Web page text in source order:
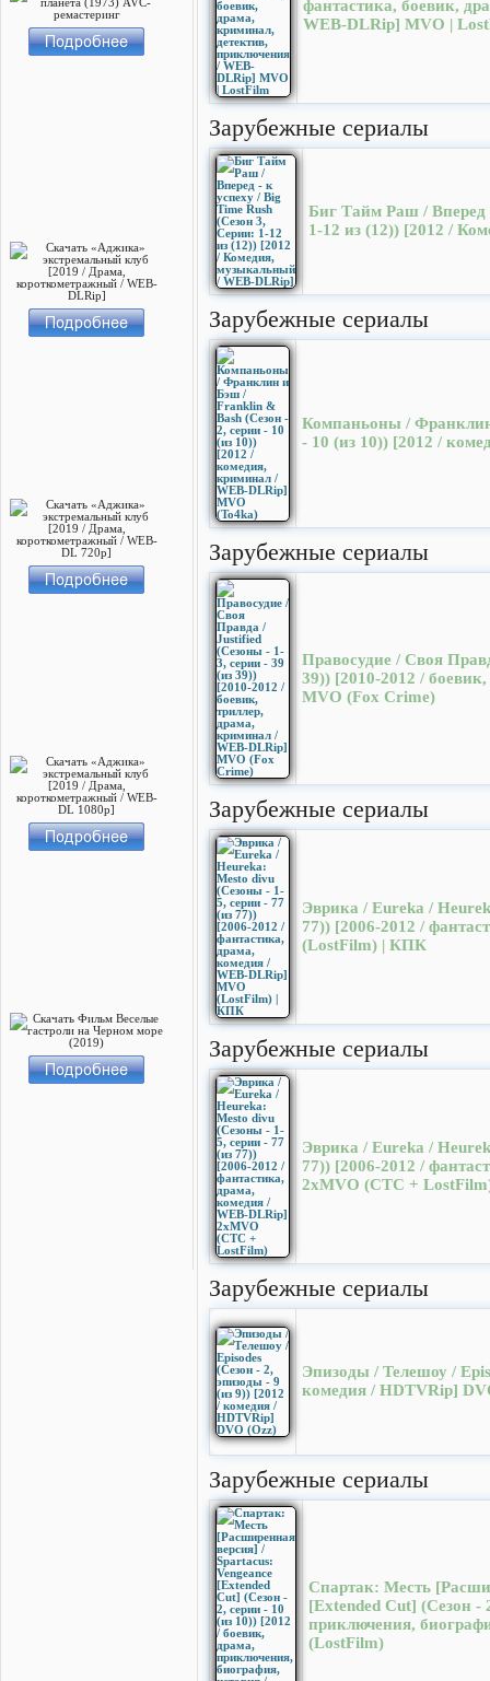
фантастика, боевик,
WEB-DLRip] МVO |
Зарубежные сериалы
Биг Тайм Раш / Вперед
1-12 из (12)) [2012 /
Зарубежные сериалы
Компаньоны /
- 10 (из 10)) [2012 /
Зарубежные сериалы
Правосудие / Своя
39)) [2010-2012 /
MVO (Fox Crime)
Зарубежные сериалы
Эврика / Eureka /
77)) [2006-2012 /
(LostFilm) | КПК
Зарубежные сериалы
Эврика / Eureka /
77)) [2006-2012 /
2хMVO (СТС +
Зарубежные сериалы
Эпизоды / Телешоу /
комедия / HDTVRip]
Зарубежные сериалы
Спартак: Месть
[Extended Cut] (Сезон -
приключения,
(LostFilm)